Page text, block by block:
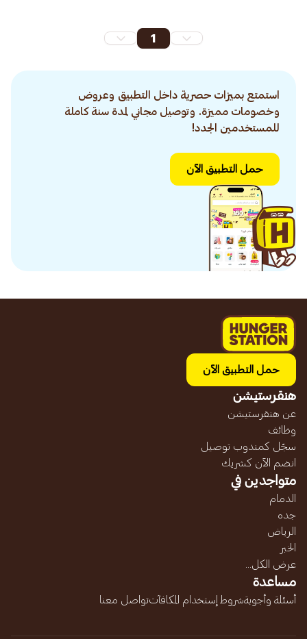
1
استمتع بميزات حصرية داخل التطبيق وعروض
وخصومات مميزة. وتوصيل مجاني لمدة سنة كاملة
للمستخدمين الجدد!
حمل التطبيق الآن
حمل التطبيق الآن
هنقرستيشن
عن هنقرستيشن
وظائف
سجّل كمندوب توصيل
انضم الآن كشريك
متواجدين في
الدمام
جده
الرياض
الخبر
عرض الكل...
مساعدة
أسئلة وأجوبةشروط إستخدام المكافآتتواصل معنا